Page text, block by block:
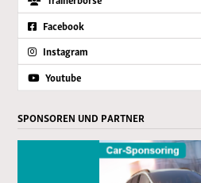
Facebook
Instagram
Youtube
SPONSOREN UND PARTNER